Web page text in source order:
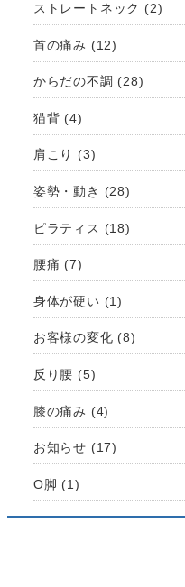
ストレートネック (2)
首の痛み (12)
からだの不調 (28)
猫背 (4)
肩こり (3)
姿勢・動き (28)
ピラティス (18)
腰痛 (7)
身体が硬い (1)
お客様の変化 (8)
反り腰 (5)
膝の痛み (4)
お知らせ (17)
O脚 (1)